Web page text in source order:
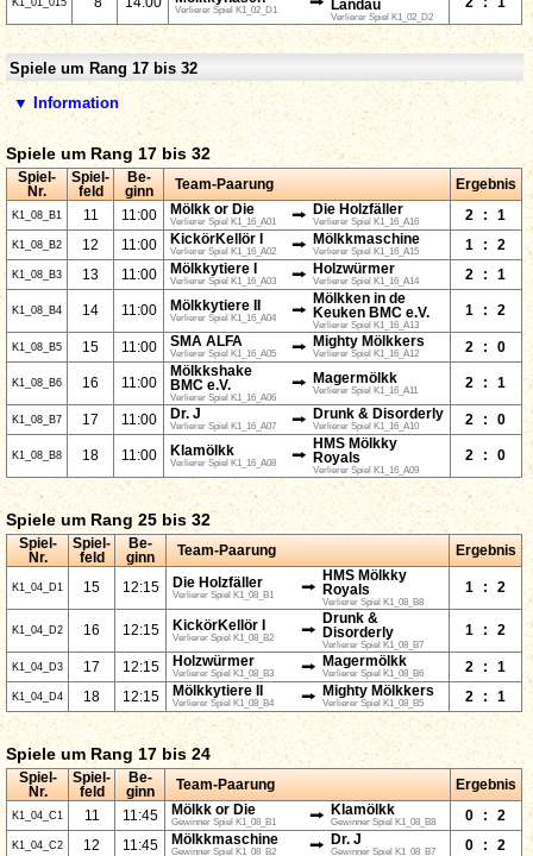
K1_01_015 8 14:00
Verlierer Spiel K1_02_D1
Landau
Verlierer Spiel K1_02_D2
2 : 1
Spiele um Rang 17 bis 32
▼ Information
Spiele um Rang 17 bis 32
Spiel-
Nr.
Spiel-
feld
Be-
ginn
Team-Paarung Ergebnis
K1_08_B1 11 11:00 Mölkk or Die
Verlierer Spiel K1_16_A01 ⭢ Die Holzfäller
Verlierer Spiel K1_16_A16 2 : 1
K1_08_B2 12 11:00 KickörKellör I
Verlierer Spiel K1_16_A02 ⭢ Mölkkmaschine
Verlierer Spiel K1_16_A15 1 : 2
K1_08_B3 13 11:00 Mölkkytiere I
Verlierer Spiel K1_16_A03 ⭢ Holzwürmer
Verlierer Spiel K1_16_A14 2 : 1
K1_08_B4 14 11:00 Mölkkytiere II
Verlierer Spiel K1_16_A04 ⭢
Mölkken in de
Keuken BMC e.V.
Verlierer Spiel K1_16_A13
1 : 2
K1_08_B5 15 11:00 SMA ALFA
Verlierer Spiel K1_16_A05 ⭢ Mighty Mölkkers
Verlierer Spiel K1_16_A12 2 : 0
K1_08_B6 16 11:00
Mölkkshake
BMC e.V.
Verlierer Spiel K1_16_A06
⭢ Magermölkk
Verlierer Spiel K1_16_A11
2 : 1
K1_08_B7 17 11:00 Dr. J
Verlierer Spiel K1_16_A07 ⭢ Drunk & Disorderly
Verlierer Spiel K1_16_A10 2 : 0
K1_08_B8 18 11:00 Klamölkk
Verlierer Spiel K1_16_A08 ⭢
HMS Mölkky
Royals
Verlierer Spiel K1_16_A09
2 : 0
Spiele um Rang 25 bis 32
Spiel-
Nr.
Spiel-
feld
Be-
ginn
Team-Paarung Ergebnis
K1_04_D1 15 12:15 Die Holzfäller
Verlierer Spiel K1_08_B1 ⭢
HMS Mölkky
Royals
Verlierer Spiel K1_08_B8
1 : 2
K1_04_D2 16 12:15 KickörKellör I
Verlierer Spiel K1_08_B2 ⭢
Drunk &
Disorderly
Verlierer Spiel K1_08_B7
1 : 2
K1_04_D3 17 12:15 Holzwürmer
Verlierer Spiel K1_08_B3 ⭢ Magermölkk
Verlierer Spiel K1_08_B6 2 : 1
K1_04_D4 18 12:15 Mölkkytiere II
Verlierer Spiel K1_08_B4 ⭢ Mighty Mölkkers
Verlierer Spiel K1_08_B5 2 : 1
Spiele um Rang 17 bis 24
Spiel-
Nr.
Spiel-
feld
Be-
ginn
Team-Paarung Ergebnis
K1_04_C1 11 11:45 Mölkk or Die
Gewinner Spiel K1_08_B1 ⭢ Klamölkk
Gewinner Spiel K1_08_B8 0 : 2
K1_04_C2 12 11:45 Mölkkmaschine
Gewinner Spiel K1_08_B2 ⭢ Dr. J
Gewinner Spiel K1_08_B7 0 : 2